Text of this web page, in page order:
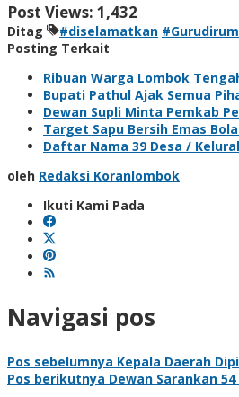
Post Views: 1,432
Ditag #diselamatkan
Posting Terkait
Ribuan Warga Lombok
Bupati Pathul Ajak Semua
Dewan Supli Minta Pemkab
Target Sapu Bersih Emas
Daftar Nama 39 Desa /
oleh Redaksi Koranlombok
Ikuti Kami Pada
Navigasi pos
Pos sebelumnya Kepala Daerah
Pos berikutnya Dewan Sarankan